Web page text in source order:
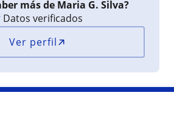
más de Maria G. Silva?
Datos verificados
Ver perfil